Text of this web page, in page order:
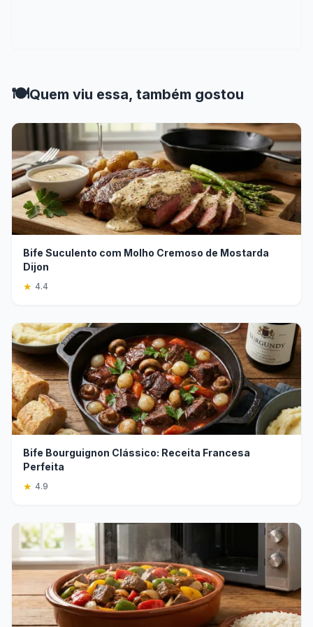
🍽️Quem viu essa, também gostou
Bife Suculento com Molho Cremoso de Mostarda
Dijon
★ 4.4
Bife Bourguignon Clássico: Receita Francesa
Perfeita
★ 4.9